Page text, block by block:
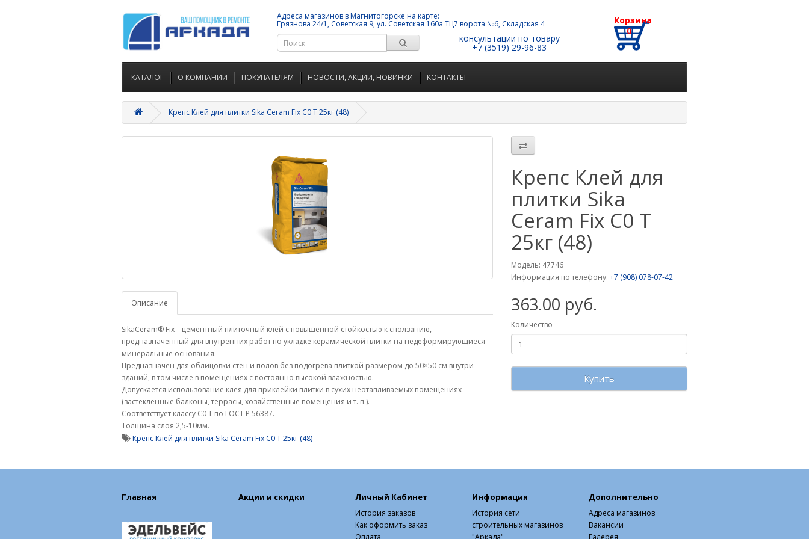
Адреса магазинов в Магнитогорске на карте:
Грязнова 24/1, Советская 9, ул. Советская 160а ТЦ7 ворота №6, Складская 4
консультации по товару
+7 (3519) 29-96-83
Корзина
0
КАТАЛОГ О КОМПАНИИ ПОКУПАТЕЛЯМ НОВОСТИ, АКЦИИ, НОВИНКИ КОНТАКТЫ
Крепс Клей для плитки Sika Ceram Fix C0 T 25кг (48)
Описание
SikaCeram® Fix – цементный плиточный клей с повышенной стойкостью к сползанию,
предназначенный для внутренних работ по укладке керамической плитки на недеформирующиеся
минеральные основания.
Предназначен для облицовки стен и полов без подогрева плиткой размером до 50×50 см внутри
зданий, в том числе в помещениях с постоянно высокой влажностью.
Допускается использование клея для приклейки плитки в сухих неотапливаемых помещениях
(застеклённые балконы, террасы, хозяйственные помещения и т. п.).
Соответствует классу C0 T по ГОСТ Р 56387.
Толщина слоя 2,5-10мм.
Крепс Клей для
плитки Sika
Ceram Fix C0 T
25кг (48)
Модель: 47746
Информация по телефону: +7 (908) 078-07-42
363.00 руб.
Количество
Купить
Крепс Клей для плитки Sika Ceram Fix C0 T 25кг (48)
Главная Акции и скидки Личный Кабинет
История заказов
Как оформить заказ
Оплата
Информация
История сети
строительных магазинов
"Аркада"
Дополнительно
Адреса магазинов
Вакансии
Галерея